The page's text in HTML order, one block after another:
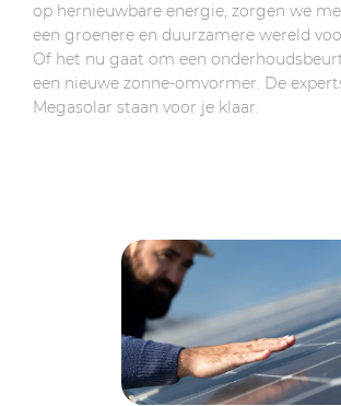
op hernieuwbare energie, zorgen we
een groenere en duurzamere wereld
Of het nu gaat om een
een nieuwe zonne-omvormer. De
Megasolar staan voor je klaar.